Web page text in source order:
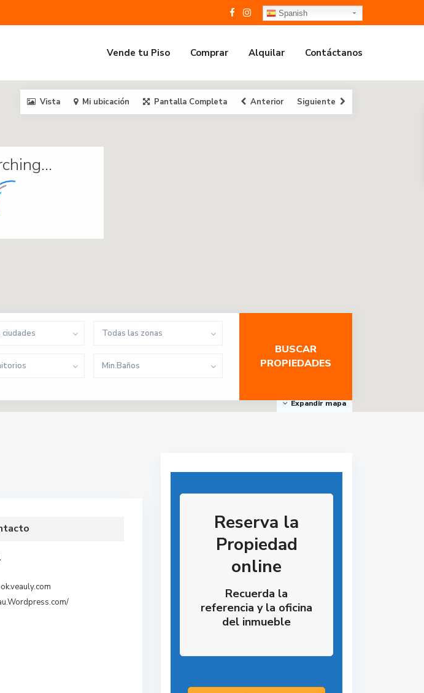
Spanish
Vende tu Piso Comprar Alquilar Contáctanos
Expandir mapa
Vista Mi ubicación Pantalla Completa Anterior Siguiente
Todas las zonas
Min.Baños
Reserva la
Propiedad
online
Recuerda la
referencia y la oficina
del inmueble